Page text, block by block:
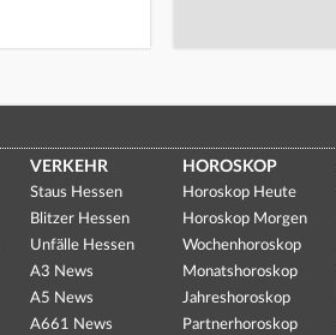
VERKEHR
Staus Hessen
Blitzer Hessen
Unfälle Hessen
A3 News
A5 News
A661 News
HOROSKOP
Horoskop Heute
Horoskop Morgen
Wochenhoroskop
Monatshoroskop
Jahreshoroskop
Partnerhoroskop